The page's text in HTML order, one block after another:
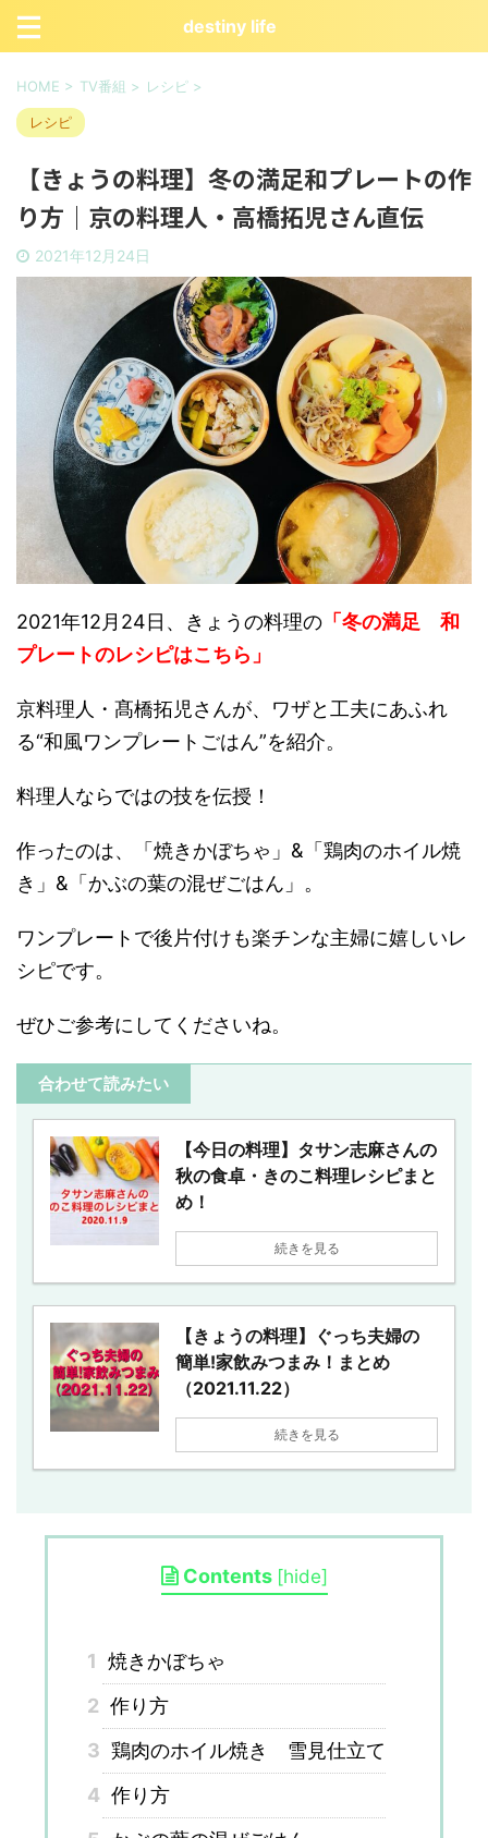
destiny life
HOME > TV番組 > レシピ >
レシピ
【きょうの料理】冬の満足和プレートの作
り方｜京の料理人・高橋拓児さん直伝
2021年12月24日
2021年12月24日、きょうの料理の 「冬の満足 和
プレートのレシピはこちら」
京料理人・髙橋拓児さんが、ワザと工夫にあふれ
る“和風ワンプレートごはん”を紹介。
料理人ならではの技を伝授！
作ったのは、「焼きかぼちゃ」&「鶏肉のホイル焼
き」&「かぶの葉の混ぜごはん」。
ワンプレートで後片付けも楽チンな主婦に嬉しいレ
シピです。
ぜひご参考にしてくださいね。
合わせて読みたい
【今日の料理】タサン志麻さんの
秋の食卓・きのこ料理レシピまと
め！
続きを見る
【きょうの料理】ぐっち夫婦の
簡単!家飲みつまみ！まとめ
（2021.11.22）
続きを見る
Contents [hide]
1 焼きかぼちゃ
2 作り方
3 鶏肉のホイル焼き 雪見仕立て
4 作り方